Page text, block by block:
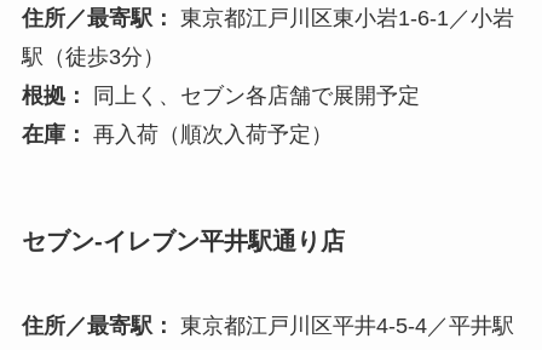
住所／最寄駅： 東京都江戸川区東小岩1-6-1／小岩
駅（徒歩3分）
根拠：
同上く、セブン各店舗で展開予定
在庫： 再入荷（順次入荷予定）
セブン-イレブン平井駅通り店
住所／最寄駅： 東京都江戸川区平井4-5-4／平井駅